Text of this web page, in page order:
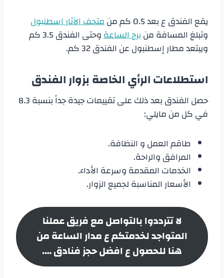
يقع الفندق ع بعد 0.5 كم من
متحف الآثار اسطنبول
وتبلغ المسافة منبرج الساعة
وحتى الفندق 3.5 كم
ويبتعد مطار إسطنبول عن الفندق 32 كم.
استطلاعات الرأي الخاصة بزوار الفندق
حصل الفندق بعد ذلك على تقييمات جيدة جداً بنسبة 8.3
في كل من مايلي:
طاقم العمل و النظافة.
المرافق والراحة.
الخدمات المقدمة وسرعة الأداء.
الأسعار المناسبة لجميع الزوار.
لا تترددوا بالتواصل مع فريق عملنا
المتواجد لخدمتكم ع مدار الساعة من
هنا للحصول ع افضل حجز فنادق ….